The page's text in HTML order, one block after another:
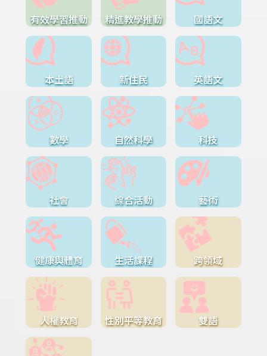
有效學習推動 精進教學推動 國語文
本土語 新住民 英語文
數學 自然科學 科技
社會 綜合活動 藝術
健康與體育 生活課程 跨領域
人權教育 性別平等教育 雙語